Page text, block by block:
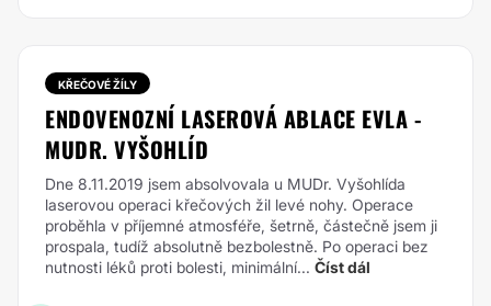
KŘEČOVÉ ŽÍLY
ENDOVENOZNÍ LASEROVÁ ABLACE EVLA -
MUDR. VYŠOHLÍD
Dne 8.11.2019 jsem absolvovala u MUDr. Vyšohlída
laserovou operaci křečových žil levé nohy. Operace
proběhla v příjemné atmosféře, šetrně, částečně jsem ji
prospala, tudíž absolutně bezbolestně. Po operaci bez
nutnosti léků proti bolesti, minimální... Číst dál